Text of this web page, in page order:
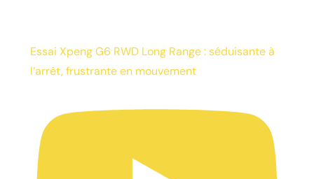
Essai Xpeng G6 RWD Long Range : séduisante à
l’arrêt, frustrante en mouvement